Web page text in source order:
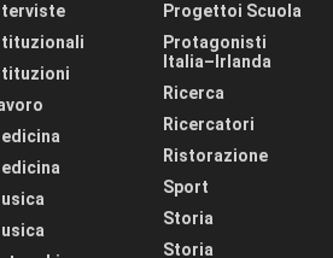
Progettoi Scuola
Protagonisti
Italia–Irlanda
Ricerca
Ricercatori
Ristorazione
Sport
Storia
Storia